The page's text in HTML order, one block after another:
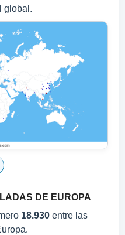
global.
DE EUROPA
18.930 entre las